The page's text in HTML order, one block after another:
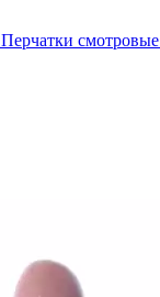
Перчатки смотровые